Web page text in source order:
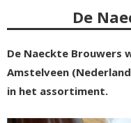
De
De Naeckte Brouwers
Amstelveen
in het assortiment.